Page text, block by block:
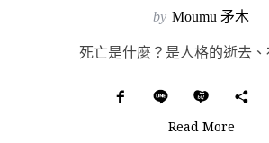
by Moumu 矛木
Read More